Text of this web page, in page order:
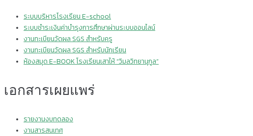
ระบบบริหารโรงเรียน E-school
ระบบชำระเงินค่าบำรุงการศึกษาผ่านระบบออนไลน์
งานทะเบียนวัดผล SGS สำหรับครู
งานทะเบียนวัดผล SGS สำหรับนักเรียน
ห้องสมุด E-BOOK โรงเรียนเสาไห้ “วิมลวิทยานุกูล”
เอกสารเผยแพร่
รายงานงบทดลอง
งานสารสนเทศ